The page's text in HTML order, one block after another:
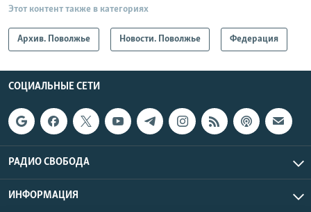
Этот контент также в категориях
Архив. Поволжье Новости. Поволжье Федерация
СОЦИАЛЬНЫЕ СЕТИ
РАДИО СВОБОДА
ИНФОРМАЦИЯ